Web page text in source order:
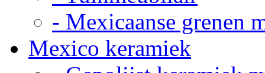
- Mexicaanse grenen
Mexico keramiek